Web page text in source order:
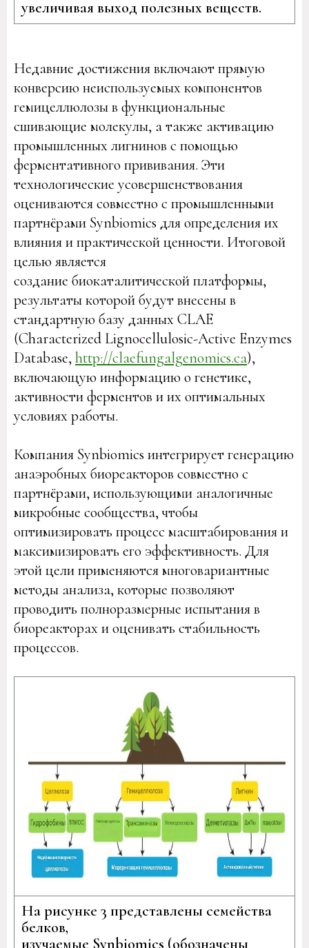
увеличивая выход полезных веществ.
Недавние достижения включают прямую
конверсию неиспользуемых компонентов
гемицеллюлозы в функциональные
сшивающие молекулы, а также активацию
промышленных лигнинов с помощью
ферментативного прививания. Эти
технологические усовершенствования
оцениваются совместно с промышленными
партнёрами Synbiomics для определения их
влияния и практической ценности. Итоговой
целью является
создание биокаталитической платформы,
результаты которой будут внесены в
стандартную базу данных CLAE
(Characterized Lignocellulosic-Active Enzymes
Database, http://claefungalgenomics.ca),
включающую информацию о генетике,
активности ферментов и их оптимальных
условиях работы.
Компания Synbiomics интегрирует генерацию
анаэробных биореакторов совместно с
партнёрами, использующими аналогичные
микробные сообщества, чтобы
оптимизировать процесс масштабирования и
максимизировать его эффективность. Для
этой цели применяются многовариантные
методы анализа, которые позволяют
проводить полноразмерные испытания в
биореакторах и оценивать стабильность
процессов.
На рисунке 3 представлены семейства
белков,
изучаемые Synbiomics (обозначены